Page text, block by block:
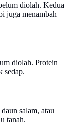
diolah. Kedua
juga menambah
diolah. Protein
sedap.
salam, atau
tanah.